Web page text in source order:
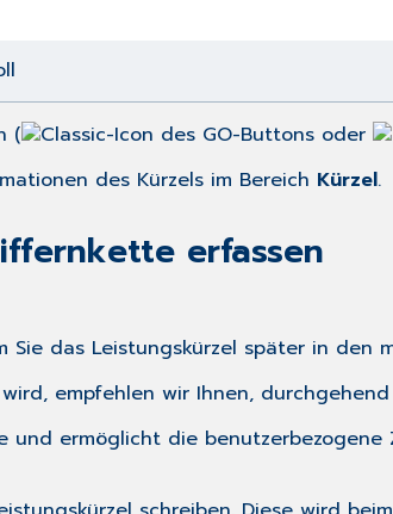
(
oder
des Kürzels im Bereich Kürzel.
erfassen
Sie das Leistungskürzel später in den
empfehlen wir Ihnen,
und ermöglicht die